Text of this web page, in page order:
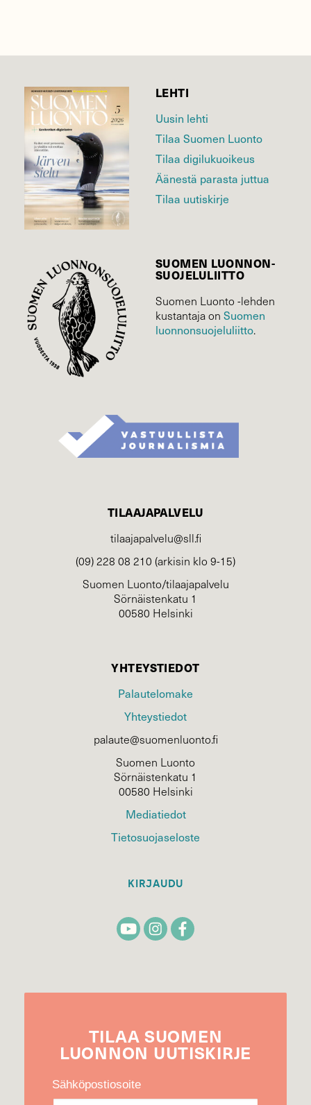
LEHTI
Uusin lehti
Tilaa Suomen Luonto
Tilaa digilukuoikeus
Äänestä parasta juttua
Tilaa uutiskirje
SUOMEN LUONNON­
SUOJELU­LIITTO
Suomen Luonto -lehden
kustantaja on Suomen
luonnonsuojelu­liitto.
TILAAJAPALVELU
tilaajapalvelu@sll.fi
(09) 228 08 210 (arkisin klo 9-15)
Suomen Luonto/tilaajapalvelu
Sörnäistenkatu 1
00580 Helsinki
YHTEYSTIEDOT
Palautelomake
Yhteystiedot
palaute@suomenluonto.fi
Suomen Luonto
Sörnäistenkatu 1
00580 Helsinki
Mediatiedot
Tietosuojaseloste
KIRJAUDU
TILAA SUOMEN
LUONNON UUTIS­KIRJE
Sähköpostiosoite